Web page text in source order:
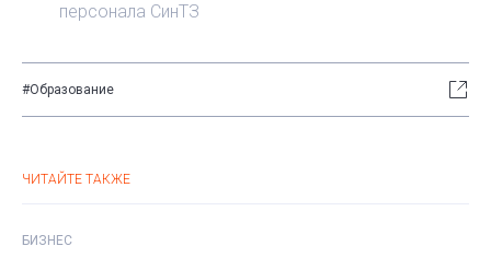
персонала СинТЗ
#Образование
ЧИТАЙТЕ ТАКЖЕ
БИЗНЕС